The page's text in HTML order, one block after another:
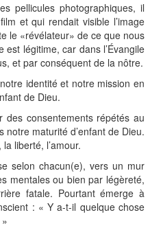
pellicules photographiques, il
et qui rendait visible l’image
le «révélateur» de ce que nous
légitime, car dans l’Évangile
et par conséquent de la nôtre.
identité et notre mission en
de Dieu.
consentements répétés au
notre maturité d’enfant de Dieu.
liberté, l’amour.
selon chacun(e), vers un mur
mentales ou bien par légèreté,
fatale. Pourtant émerge à
: « Y a-t-il quelque chose